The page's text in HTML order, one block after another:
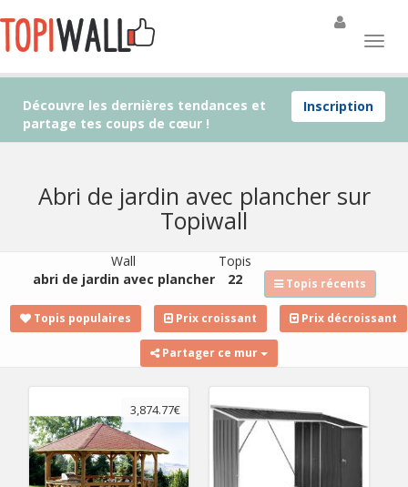
Inscription
Découvre les dernières tendances et
partage tes coups de cœur !
Abri de jardin avec plancher sur
Topiwall
Wall
abri de jardin avec plancher
Topis
22
Topis récents
Topis populaires Prix croissant Prix décroissant
Partager ce mur
3,874.77€